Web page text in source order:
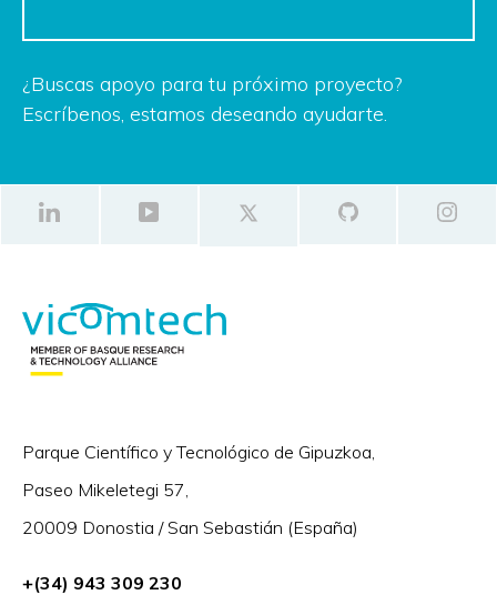
¿Buscas apoyo para tu próximo proyecto?
Escríbenos, estamos deseando ayudarte.
Parque Científico y Tecnológico de Gipuzkoa,
Paseo Mikeletegi 57,
20009 Donostia / San Sebastián (España)
+(34) 943 309 230